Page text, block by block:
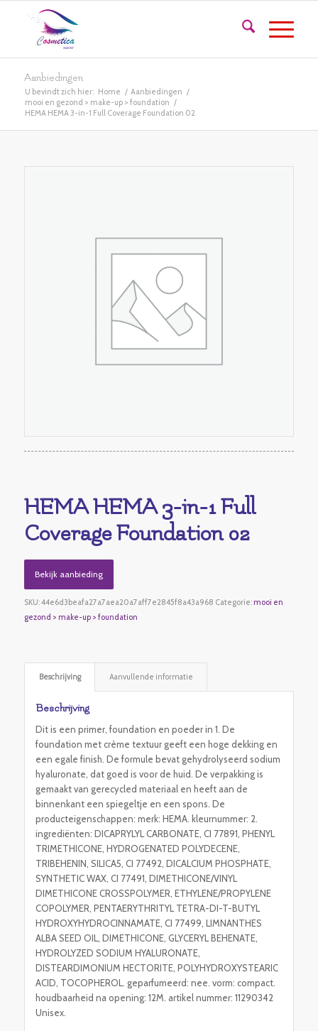
Aanbiedingen
U bevindt zich hier: Home / Aanbiedingen /
mooi en gezond > make-up > foundation /
HEMA HEMA 3-in-1 Full Coverage Foundation 02
HEMA HEMA 3-in-1 Full
Coverage Foundation 02
Bekijk aanbieding
SKU:44e6d3beafa27a7aea20a7aff7e2845f8a43a968 Categorie: mooi en
gezond > make-up > foundation
Beschrijving Aanvullende informatie
Beschrijving
Dit is een primer, foundation en poeder in 1. De
foundation met crème textuur geeft een hoge dekking en
een egale finish. De formule bevat gehydrolyseerd sodium
hyaluronate, dat goed is voor de huid. De verpakking is
gemaakt van gerecycled materiaal en heeft aan de
binnenkant een spiegeltje en een spons. De
producteigenschappen: merk: HEMA. kleurnummer: 2.
ingrediënten: DICAPRYLYL CARBONATE, CI 77891, PHENYL
TRIMETHICONE, HYDROGENATED POLYDECENE,
TRIBEHENIN, SILICA5, CI 77492, DICALCIUM PHOSPHATE,
SYNTHETIC WAX, CI 77491, DIMETHICONE/VINYL
DIMETHICONE CROSSPOLYMER, ETHYLENE/PROPYLENE
COPOLYMER, PENTAERYTHRITYL TETRA-DI-T-BUTYL
HYDROXYHYDROCINNAMATE, CI 77499, LIMNANTHES
ALBA SEED OIL, DIMETHICONE, GLYCERYL BEHENATE,
HYDROLYZED SODIUM HYALURONATE,
DISTEARDIMONIUM HECTORITE, POLYHYDROXYSTEARIC
ACID, TOCOPHEROL. geparfumeerd: nee. vorm: compact.
houdbaarheid na opening: 12M. artikel nummer: 11290342
Unisex.